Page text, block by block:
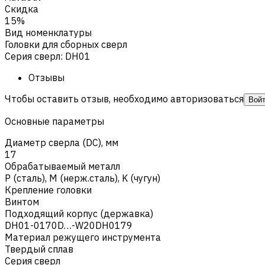
Скидка
15%
Вид номенклатуры
Головки для сборных сверл
Серия сверл: DH01
Отзывы
Чтобы оставить отзыв, необходимо авторизоваться
Основные параметры
Диаметр сверла (DC), мм
17
Обрабатываемый металл
Р (сталь), M (нерж.сталь), K (чугун)
Крепление головки
Винтом
Подходящий корпус (державка)
DH01-0170D…-W20DH0179
Материал режущего инструмента
Твердый сплав
Серия сверл